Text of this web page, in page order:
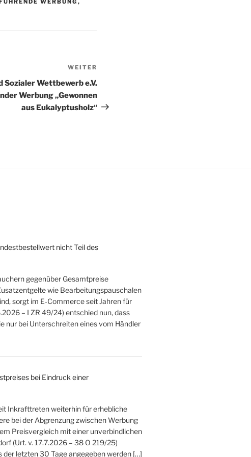
WEITER
Sozialer Wettbewerb e.V.
Werbung „Gewonnen
aus Eukalyptusholz“
nicht Teil des
gegenüber Gesamtpreise
wie Bearbeitungspauschalen
sorgt im E‑Commerce seit Jahren für
– I ZR 49/24) entschied nun, dass
nur bei Unterschreiten eines vom Händler
bei Eindruck einer
Inkrafttreten weiterhin für erhebliche
bei der Abgrenzung zwischen Werbung
Preisvergleich mit einer unverbindlichen
(Urt. v. 17.7.2026 – 38 O 219/25)
der letzten 30 Tage angegeben werden […]